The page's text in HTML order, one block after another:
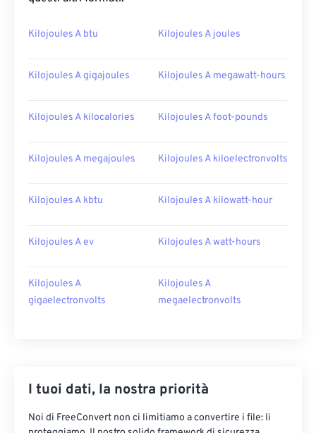
Kilojoules A btu Kilojoules A joules
Kilojoules A gigajoules Kilojoules A megawatt-hours
Kilojoules A kilocalories Kilojoules A foot-pounds
Kilojoules A megajoules Kilojoules A kiloelectronvolts
Kilojoules A kbtu Kilojoules A kilowatt-hour
Kilojoules A ev Kilojoules A watt-hours
Kilojoules A
gigaelectronvolts
Kilojoules A
megaelectronvolts
I tuoi dati, la nostra priorità
Noi di FreeConvert non ci limitiamo a convertire i file: li